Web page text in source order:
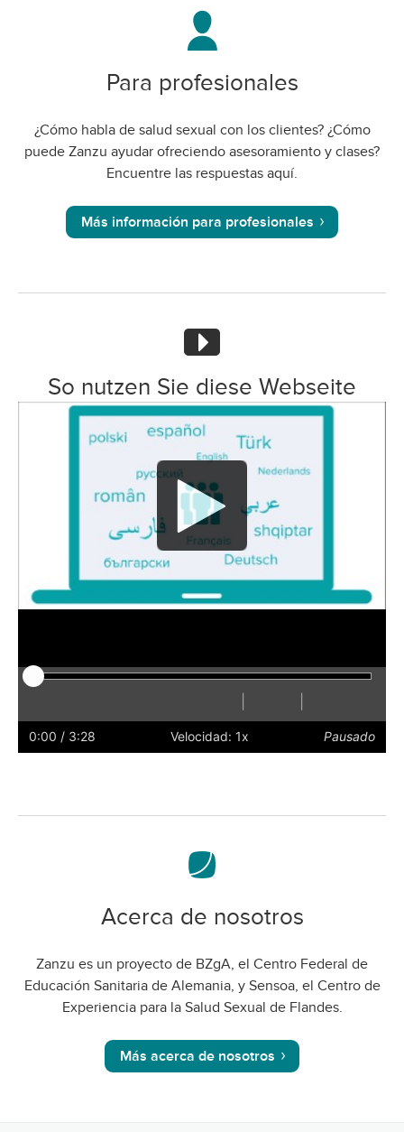
Para profesionales
¿Cómo habla de salud sexual con los clientes? ¿Cómo
puede Zanzu ayudar ofreciendo asesoramiento y clases?
Encuentre las respuestas aquí.
Más información para profesionales
So nutzen Sie diese Webseite
Ocultar
subtítulos
RápidoLento
a
pantalla
0:00 / 3:28 Velocidad: 1x Pausado
Acerca de nosotros
Zanzu es un proyecto de BZgA, el Centro Federal de
Educación Sanitaria de Alemania, y Sensoa, el Centro de
Experiencia para la Salud Sexual de Flandes.
Más acerca de nosotros